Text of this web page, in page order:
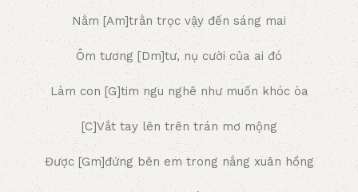
Nằm [Am]trằn trọc vậy đến sáng mai
Ôm tương [Dm]tư, nụ cười của ai đó
Làm con [G]tim ngu nghê như muốn khóc òa
[C]Vắt tay lên trên trán mơ mộng
Được [Gm]đứng bên em trong nắng xuân hồng